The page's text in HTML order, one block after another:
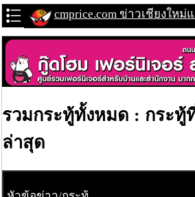
cmprice.com ข่าวเชียงใหม่
รวมกระทู้ทั้งหมด : กระทู้
ล่าสุด